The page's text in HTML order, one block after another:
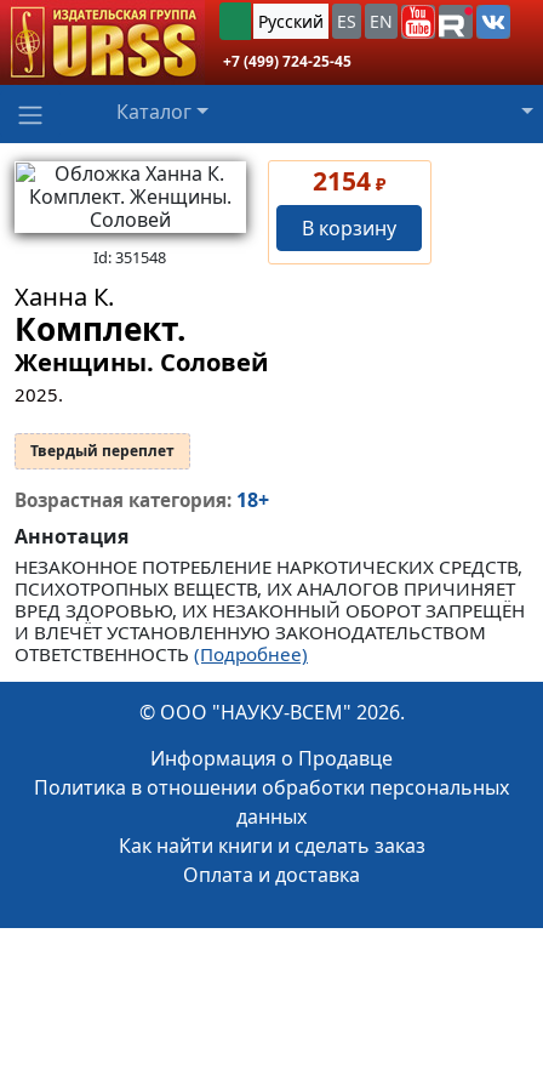
Русский ES EN
+7 (499) 724-25-45
Каталог
Id: 351548
2154 ₽
В корзину
Ханна К.
Комплект.
Женщины. Соловей
2025.
Твердый переплет
Возрастная категория: 18+
Аннотация
НЕЗАКОННОЕ ПОТРЕБЛЕНИЕ НАРКОТИЧЕСКИХ СРЕДСТВ,
ПСИХОТРОПНЫХ ВЕЩЕСТВ, ИХ АНАЛОГОВ ПРИЧИНЯЕТ
ВРЕД ЗДОРОВЬЮ, ИХ НЕЗАКОННЫЙ ОБОРОТ ЗАПРЕЩЁН
И ВЛЕЧЁТ УСТАНОВЛЕННУЮ ЗАКОНОДАТЕЛЬСТВОМ
ОТВЕТСТВЕННОСТЬ (Подробнее)
© ООО "НАУКУ-ВСЕМ" 2026.
Информация о Продавце
Политика в отношении обработки персональных
данных
Как найти книги и сделать заказ
Оплата и доставка